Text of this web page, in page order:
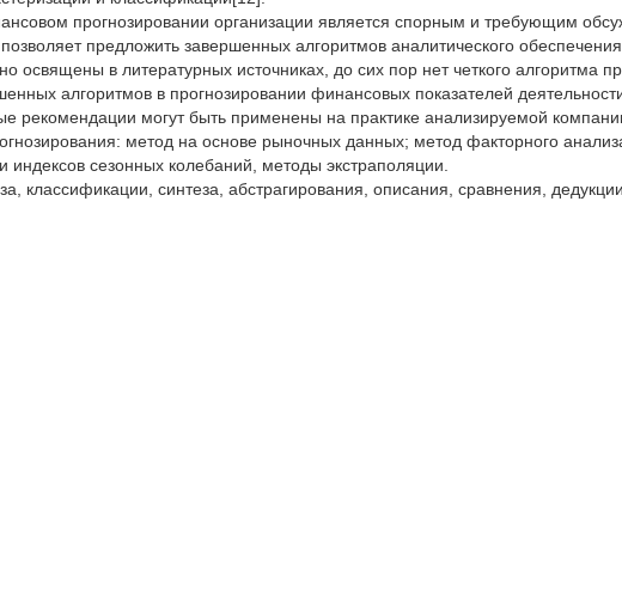
прогнозировании организации является спорным и требующим
предложить завершенных алгоритмов аналитического
освящены в литературных источниках, до сих пор нет четкого алгоритма
алгоритмов в прогнозировании финансовых показателей
рекомендации могут быть применены на практике анализируемой
метод на основе рыночных данных; метод факторного
сезонных колебаний, методы экстраполяции.
классификации, синтеза, абстрагирования, описания, сравнения,